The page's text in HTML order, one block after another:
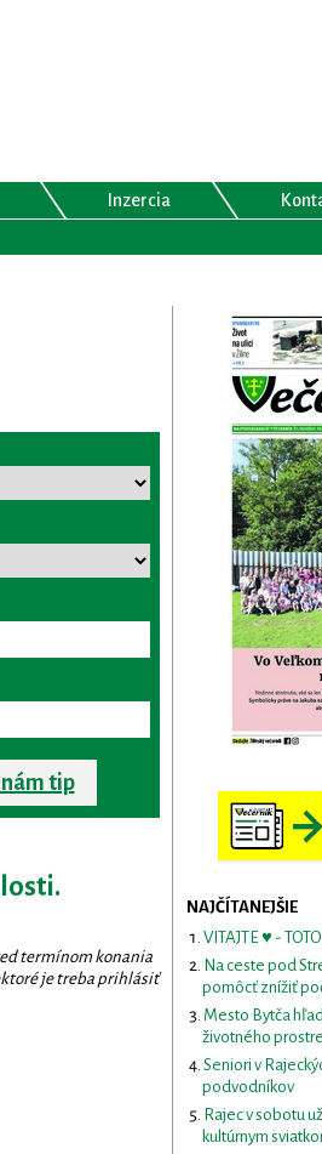
Inzercia
nám tip
termínom konania
je treba prihlásiť
NAJČÍTANEJŠIE
VITAJTE ♥ -
Na ceste pod
pomôcť znížiť
Mesto Bytča
životného
Seniori v
podvodníkov
Rajec v sobotu
kultúrnym